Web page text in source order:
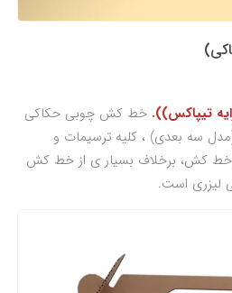
تیپاکس)). خط کش چوبی حکاکی
متری (مدل سه بعدی) ، کلیه ترسیمات و
خط کش، برخلاف بسیار ی از خط کش
لیزری است.